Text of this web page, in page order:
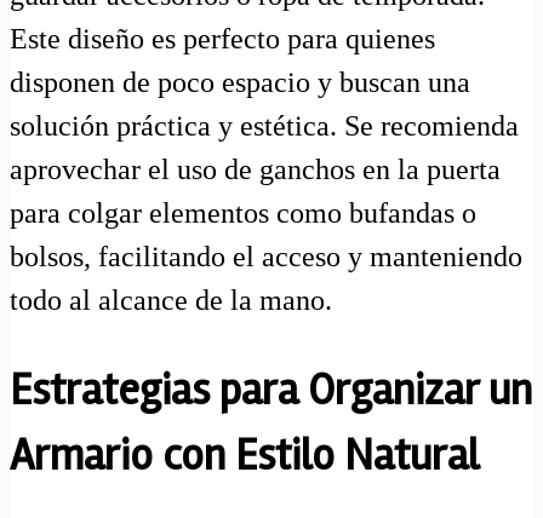
Este diseño es perfecto para quienes
disponen de poco espacio y buscan una
solución práctica y estética. Se recomienda
aprovechar el uso de ganchos en la puerta
para colgar elementos como bufandas o
bolsos, facilitando el acceso y manteniendo
todo al alcance de la mano.
Estrategias para Organizar un
Armario con Estilo Natural